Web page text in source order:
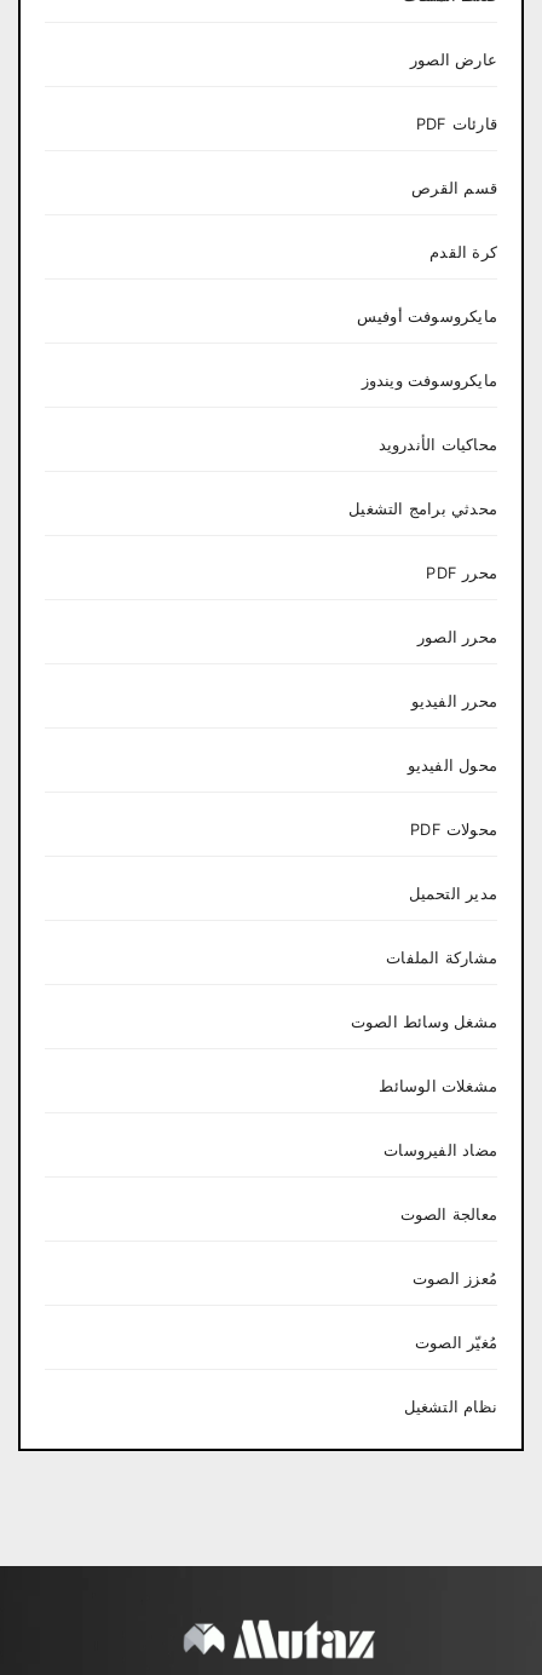
عارض الصور
قارئات PDF
قسم القرص
كرة القدم
مايكروسوفت أوفيس
مايكروسوفت ويندوز
محاكيات الأندرويد
محدثي برامج التشغيل
محرر PDF
محرر الصور
محرر الفيديو
محول الفيديو
محولات PDF
مدير التحميل
مشاركة الملفات
مشغل وسائط الصوت
مشغلات الوسائط
مضاد الفيروسات
معالجة الصوت
مُعزز الصوت
مُغيّر الصوت
نظام التشغيل